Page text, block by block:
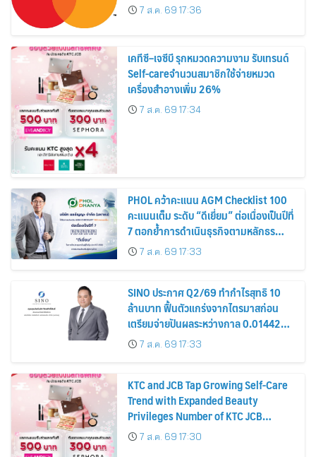
7 ส.ค. 69 17:36
เคทีซี–เจซีบี รุกหมวดความงาม รับเทรนด์
Self-careจำนวนสมาชิกใช้จ่ายหมวด
เครื่องสำอางเพิ่ม 26%
7 ส.ค. 69 17:34
PHOL คว้าคะแนน AGM Checklist 100
คะแนนเต็ม ระดับ “ดีเยี่ยม” ต่อเนื่องเป็นปีที่
7 ตอกย้ำการดำเนินธุรกิจตามหลักธร
รมาภิบาล โปร่งใส สร้างความเชื่อมั่นผู้ถือ
หุ้น
7 ส.ค. 69 17:33
SINO ประกาศ Q2/69 ทำกำไรสุทธิ 10
ล้านบาท ฟื้นตัวแกร่งจากไตรมาสก่อน
เตรียมจ่ายปันผลระหว่างกาล 0.014423
บาทต่อหุ้น ครึ่งปีหลังมุ่งเติบโตต่อเนื่อง
7 ส.ค. 69 17:33
KTC and JCB Tap Growing Self-Care
Trend with Expanded Beauty
Privileges Number of KTC JCB
Cardmembers Spending on
Cosmetics Rises 26%
7 ส.ค. 69 17:30